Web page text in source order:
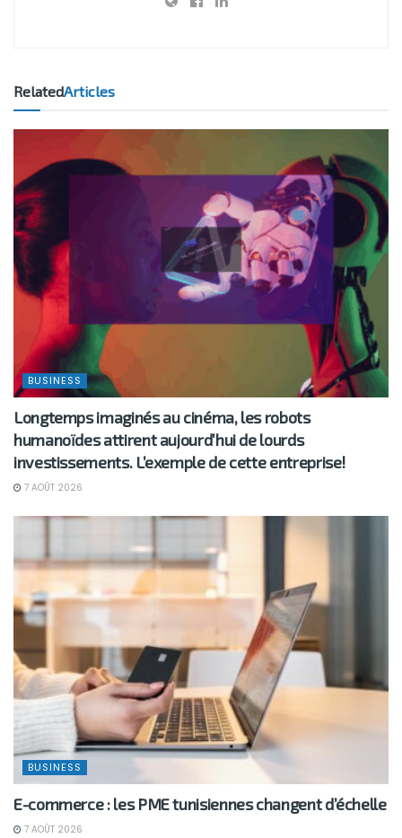
RelatedArticles
BUSINESS
Longtemps imaginés au cinéma, les robots
humanoïdes attirent aujourd’hui de lourds
investissements. L’exemple de cette entreprise!
7 AOÛT 2026
BUSINESS
E-commerce : les PME tunisiennes changent d’échelle
7 AOÛT 2026